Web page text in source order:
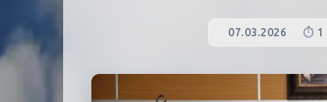
07.03.2026 ⏱️ 1